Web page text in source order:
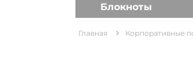
Блокноты
Главная Корпоративные